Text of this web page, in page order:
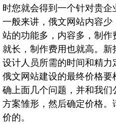
时您就会得到一个针对贵
一般来讲，俄文网站内容
站的功能多，内容多，制
就长，制作费用也就高。
设计人员所需的时间和精
俄文网站建设的最终价格
确上面几个问题，并和我
方案雏形，然后确定价格
价的。